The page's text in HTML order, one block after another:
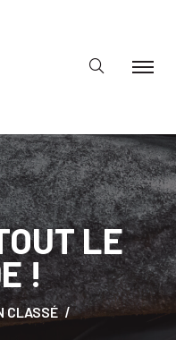
LE
!
CLASSÉ